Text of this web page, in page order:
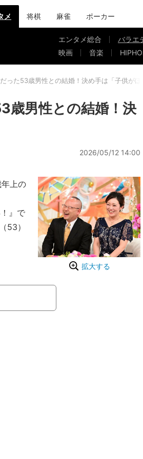
メ 将棋 麻雀 ポーカー
エンタメ総合 バラエ
映画
音楽
った53歳男性との結婚！決め手は「子供がほ
歳男性との結婚！決
2026/05/12 14:00
拡大する
上の
』で
53）
て、